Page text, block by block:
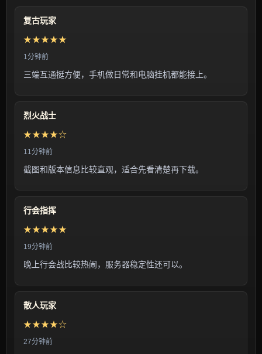
复古玩家
★★★★★
1分钟前
三端互通挺方便，手机做日常和电脑挂机都能接上。
烈火战士
★★★★☆
11分钟前
截图和版本信息比较直观，适合先看清楚再下载。
行会指挥
★★★★★
19分钟前
晚上行会战比较热闹，服务器稳定性还可以。
散人玩家
★★★★☆
27分钟前